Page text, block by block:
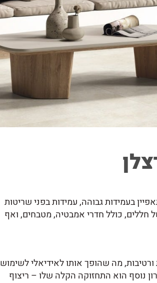
בעמידות גבוהה, עמידות בפני שריטות
חללים, כולל חדרי אמבטיה, מטבחים, ואף
ורטיבות, מה שהופך אותו לאידיאלי לשימוש
נוסף הוא התחזוקה הקלה שלו – ריצוף